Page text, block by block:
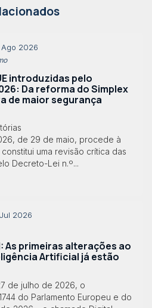
2026
introduzidas pelo
Da reforma do Simplex
de maior segurança
de 29 de maio, procede à
constitui uma revisão crítica das
Decreto-Lei n.º...
2026
As primeiras alterações ao
Artificial já estão
de julho de 2026, o
do Parlamento Europeu e do